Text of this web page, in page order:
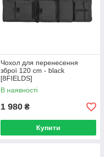
Чохол для перенесення
зброї 120 cm - black
[8FIELDS]
В наявності
1 980 ₴
Купити